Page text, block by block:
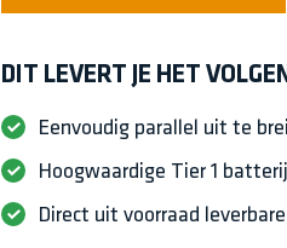
DIT LEVERT JE HET
Eenvoudig parallel uit te
Hoogwaardige Tier 1
Direct uit voorraad